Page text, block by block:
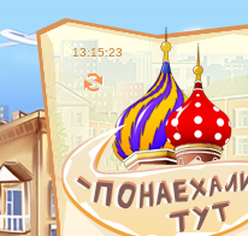
13:15:24